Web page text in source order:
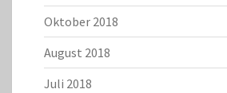
Oktober 2018
August 2018
Juli 2018